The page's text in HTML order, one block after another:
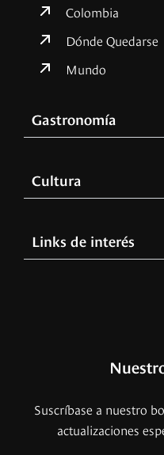
Colombia
Dónde Quedarse
Mundo
Gastronomía
Cultura
Links de interés
Suscríbase a nuestro
actualizaciones